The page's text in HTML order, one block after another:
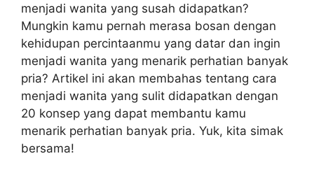
menjadi wanita yang susah didapatkan?
Mungkin kamu pernah merasa bosan dengan
kehidupan percintaanmu yang datar dan ingin
menjadi wanita yang menarik perhatian banyak
pria? Artikel ini akan membahas tentang cara
menjadi wanita yang sulit didapatkan dengan
20 konsep yang dapat membantu kamu
menarik perhatian banyak pria. Yuk, kita simak
bersama!